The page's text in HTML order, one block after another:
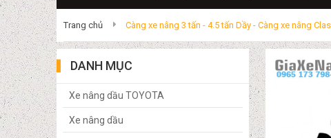
Trang chủ
Càng xe nâng 3 tấn - 4.5 tấn Dầy - Càng xe nâng
DANH MỤC
Xe nâng dầu TOYOTA
Xe nâng dầu